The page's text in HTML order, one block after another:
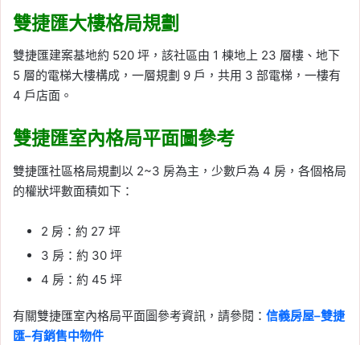
雙捷匯大樓格局規劃
雙捷匯建案基地約 520 坪，該社區由 1 棟地上 23 層樓、地下
5 層的電梯大樓構成，一層規劃 9 戶，共用 3 部電梯，一樓有
4 戶店面。
雙捷匯室內格局平面圖參考
雙捷匯社區格局規劃以 2~3 房為主，少數戶為 4 房，各個格局
的權狀坪數面積如下：
2 房：約 27 坪
3 房：約 30 坪
4 房：約 45 坪
有關雙捷匯室內格局平面圖參考資訊，請參閱： 信義房屋–雙捷
匯–有銷售中物件